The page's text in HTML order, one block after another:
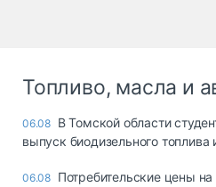
Топливо, масла и
06.08 В Томской области
выпуск биодизельного топлива
06.08 Потребительские цены